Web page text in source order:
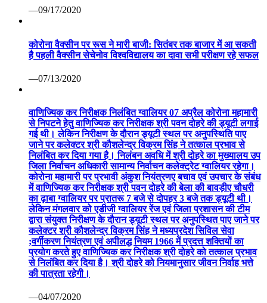
—09/17/2020
कोरोना वैक्सीन पर रूस ने मारी बाजी: सितंबर तक बाजार में आ सकती
है पहली वैक्सीन सेचेनोव विश्वविद्यालय का दावा सभी परीक्षण रहे सफल
—07/13/2020
वाणिज्यिक कर निरीक्षक निलंबित ग्वालियर 07 अप्रैल कोरोना महामारी
से निपटने हेतु वाणिज्यिक कर निरीक्षक श्री पवन दोहरे की ड्यूटी लगाई
गई थी। लेकिन निरीक्षण के दौरान ड्यूटी स्थल पर अनुपस्थिति पाए
जाने पर कलेक्टर श्री कौशलेन्द्र विक्रम सिंह ने तत्काल प्रभाव से
निलंबित कर दिया गया है। निलंबन अवधि में श्री दोहरे का मुख्यालय उप
जिला निर्वाचन अधिकारी सामान्य निर्वाचन कलेक्ट्रेट ग्वालियर रहेगा।
कोरोना महामारी पर प्रभावी अंकुश नियंत्रणए बचाव एवं उपचार के संबंध
में वाणिज्यिक कर निरीक्षक श्री पवन दोहरे की बेला की बावड़ीए चौधरी
का ढ़ाबा ग्वालियर पर प्रातरू 7 बजे से दोपहर 3 बजे तक ड्यूटी थी।
लेकिन मंगलवार को एडीजी ग्वालियर रेंज एवं जिला प्रशासन की टीम
द्वारा संयुक्त निरीक्षण के दौरान ड्यूटी स्थल पर अनुपस्थित पाए जाने पर
कलेक्टर श्री कौशलेन्द्र विक्रम सिंह ने मध्यप्रदेश सिविल सेवा
;वर्गीकरण नियंत्रण एवं अपीलद्ध नियम 1966 में प्रदत्त शक्तियों का
प्रयोग करते हुए वाणिज्यिक कर निरीक्षक श्री दोहरे को तत्काल प्रभाव
से निलंबित कर दिया है। श्री दोहरे को नियमानुसार जीवन निर्वाह भत्ते
की पात्रता रहेगी।
—04/07/2020